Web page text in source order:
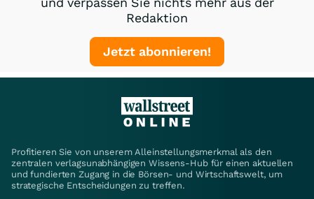
Redaktion
Jetzt abonnieren!
Profitieren Sie von unserem Alleinstellungsmerkmal als den
zentralen verlagsunabhängigen Wissens-Hub für einen aktuellen
und fundierten Zugang in die Börsen- und Wirtschaftswelt, um
strategische Entscheidungen zu treffen.